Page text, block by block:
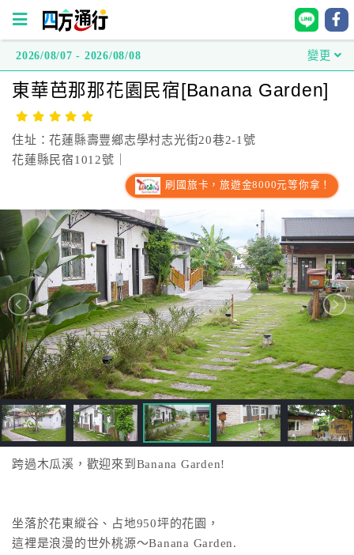
方
通
行
訂
台
灣
訂
房
直
接
跟
飯
店
訂
房
HOT
特
色
2026/08/07 - 2026/08/08 變更
東華芭那那花園民宿[Banana Garden]
住址：花蓮縣壽豐鄉志學村志光街20巷2-1號
花蓮縣民宿1012號｜
刷國旅卡，旅遊金8000元等你拿！
跨過木瓜溪，歡迎來到Banana Garden!
坐落於花東縱谷、占地950坪的花園，
這裡是浪漫的世外桃源～Banana Garden.